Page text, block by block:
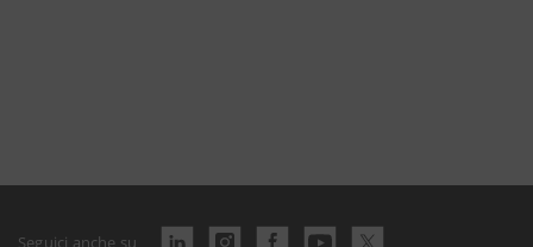
Seguici anche su